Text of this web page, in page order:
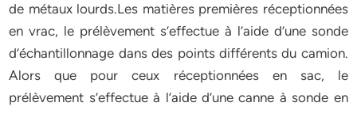
de métaux lourds.Les matières premières réceptionnées
en vrac, le prélèvement s’effectue à l’aide d’une sonde
d’échantillonnage dans des points différents du camion.
Alors que pour ceux réceptionnées en sac, le
prélèvement s’effectue à l’aide d’une canne à sonde en